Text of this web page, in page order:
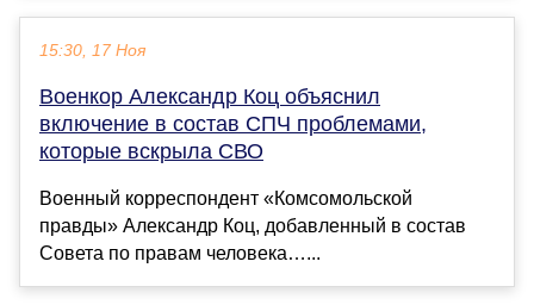
15:30, 17 Ноя
Военкор Александр Коц объяснил
включение в состав СПЧ проблемами,
которые вскрыла СВО
Военный корреспондент «Комсомольской
правды» Александр Коц, добавленный в состав
Совета по правам человека…...